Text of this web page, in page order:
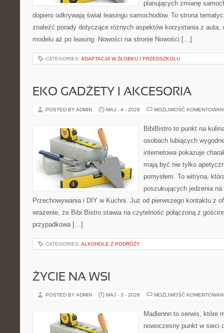
planujących zmianę
dopiero odkrywają świat leasingu samochodów. To strona
znaleźć porady dotyczące różnych aspektów korzystania z auta,
modelu aż po leasing. Nowości na stronie Nowości […]
CATEGORIES: ADAPTACJA W ŻŁOBKU I PRZEDSZKOLU
EKO GADŻETY I AKCESORIA
POSTED BY ADMIN MAJ - 4 - 2026 MOŻLIWOŚĆ
BibiBistro to punkt na
osobach lubiących
internetowa pokazuje
mają być nie tylko
pomysłem. To witryna,
poszukujących jedzenia
Przechowywania i DIY w Kuchni. Już od pierwszego kontaktu z
wrażenie, że Bibi Bistro stawia na czytelność połączoną z
przypadkowa […]
CATEGORIES: ALKOHOLE Z PODRÓŻY
ŻYCIE NA WSI
POSTED BY ADMIN MAJ - 3 - 2026 MOŻLIWOŚĆ
Madlennn to serwis, które
nowoczesny punkt w sieci